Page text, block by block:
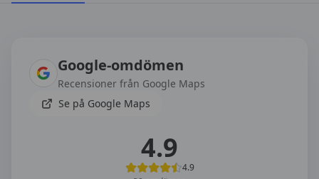
Google-omdömen
Recensioner från Google Maps
Se på Google Maps
4.9
4.9